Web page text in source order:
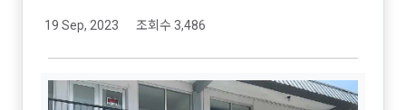
19 Sep, 2023 조회수 3,486